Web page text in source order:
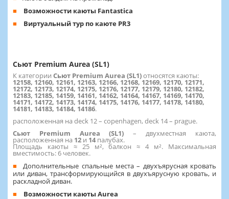
Возможности каюты Fantastica
Виртуальный тур по каюте PR3
Сьют Premium Aurea (SL1)
К категории Сьют Premium Aurea (SL1)относятся каюты:
12158, 12160, 12161, 12163, 12166, 12168, 12169, 12170, 12171,
12172, 12173, 12174, 12175, 12176, 12177, 12179, 12180, 12182,
12183, 12185, 14159, 14161, 14162, 14164, 14167, 14169, 14170,
14171, 14172, 14173, 14174, 14175, 14176, 14177, 14178, 14180,
14181, 14183, 14184, 14186.
расположенная на deck 12 – copenhagen, deck 14 – prague.
Сьют Premium Aurea (SL1) – двухместная каюта,
расположенная на 12 и 14палубах.
Площадь каюты ≈ 25 м², балкон ≈ 4 м². Максимальная
вместимость: 6 человек.
Дополнительные спальные места – двухъярусная кровать
или диван, трансформирующийся в двухъярусную кровать, и
раскладной диван.
Возможности каюты Aurea